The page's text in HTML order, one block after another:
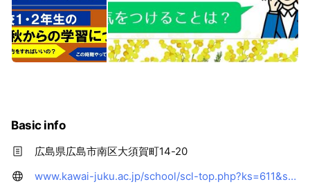
Basic info
広島県広島市南区大須賀町14-20
www.kawai-juku.ac.jp/school/scl-top.php?ks=611&sc_cid=line_611&openExternalBrowser=1